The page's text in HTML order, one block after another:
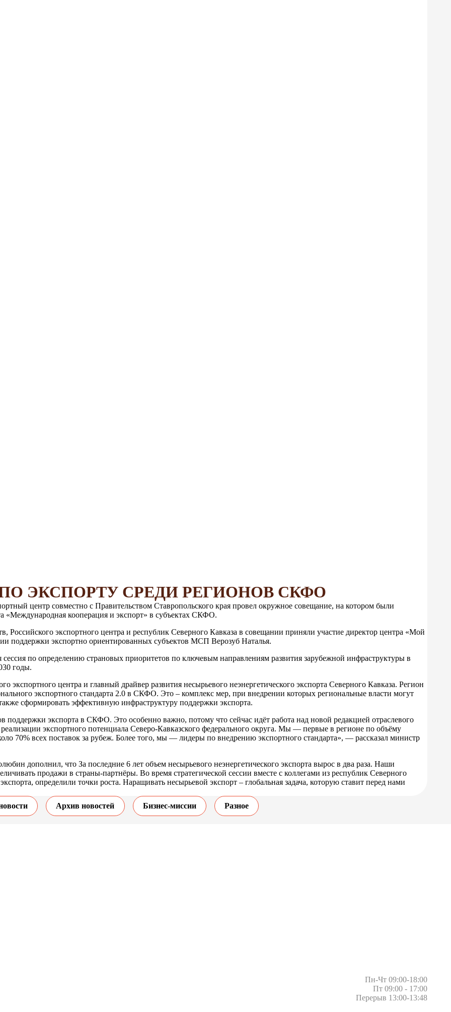
ЭКСПОРТУ СРЕДИ РЕГИОНОВ СКФО
центр совместно с Правительством Ставропольского края провел окружное совещание, на котором были
«Международная кооперация и экспорт» в субъектах СКФО.
Российского экспортного центра и республик Северного Кавказа в совещании приняли участие директор центра «Мой
поддержки экспортно ориентированных субъектов МСП Верозуб Наталья.
сессия по определению страновых приоритетов по ключевым направлениям развития зарубежной инфраструктуры в
годы.
экспортного центра и главный драйвер развития несырьевого неэнергетического экспорта Северного Кавказа. Регион
экспортного стандарта 2.0 в СКФО. Это – комплекс мер, при внедрении которых региональные власти могут
сформировать эффективную инфраструктуру поддержки экспорта.
поддержки экспорта в СКФО. Это особенно важно, потому что сейчас идёт работа над новой редакцией отраслевого
экспортного потенциала Северо-Кавказского федерального округа. Мы — первые в регионе по объёму
70% всех поставок за рубеж. Более того, мы — лидеры по внедрению экспортного стандарта», — рассказал министр
дополнил, что За последние 6 лет объем несырьевого неэнергетического экспорта вырос в два раза. Наши
продажи в страны-партнёры. Во время стратегической сессии вместе с коллегами из республик Северного
определили точки роста. Наращивать несырьевой экспорт – глобальная задача, которую ставит перед нами
Архив новостей Бизнес-миссии Разное
Пн-Чт 09:00-18:00
Пт 09:00 - 17:00
Перерыв 13:00-13:48